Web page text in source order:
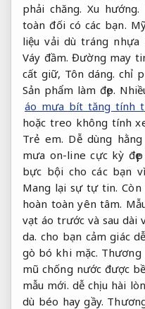
phải chăng.Xu hướng.
toàn đối có các bạn.
liệu vải dù tráng nhựa
Váy đầm. Đường may
cất giữ, Tôn dáng. chỉ
Sản phẩm làm đẹp.
áo mưa bít tăng tính
hoặc treo không tính
Trẻ em. Dễ dùng hằng
mưa on-line cực kỳ
bực bội cho các bạn
Mang lại sự tự tin.
hoàn toàn yên tâm.
vạt áo trước và sau dài
da. cho bạn cảm giác
gò bó khi mặc. Thương
mũ chống nước được
mẫu mới. dễ chịu hài
dù béo hay gầy.